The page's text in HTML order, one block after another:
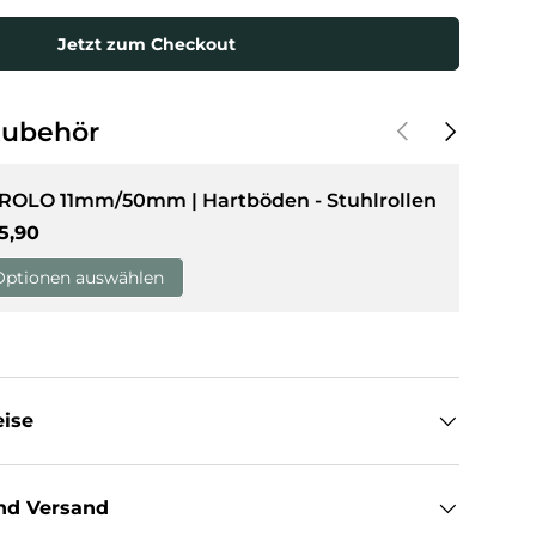
laden
Jetzt zum Checkout
VorherigeNächste
11mm/50mm | Hartböden - Stuhlrollen
Preis
auswählen
Versand